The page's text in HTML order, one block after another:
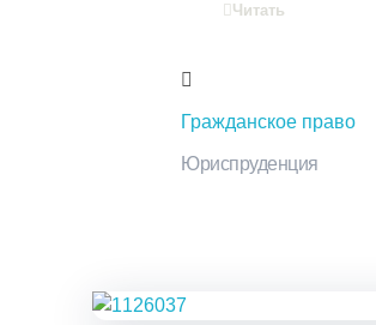
Гражданское право
Юриспруденция
Читать